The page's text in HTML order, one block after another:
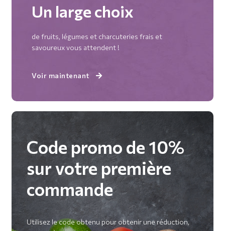
Un large choix
de fruits, légumes et charcuteries frais et
savoureux vous attendent !
Voir maintenant
Code promo de 10%
sur votre première
commande
Utilisez le code obtenu pour obtenir une réduction,